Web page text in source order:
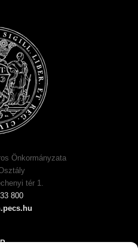
Önkormányzata
tér 1.
800